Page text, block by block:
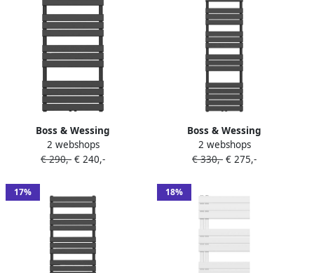
Boss & Wessing
Handdoekradiator BWS Ress
Middenaansluiting 681W
2 webshops
€ 290,- € 240,-
Boss & Wessing
Handdoekradiator BWS Ress
Middenaansluiting 160x50
2 webshops
€ 330,- € 275,-
17% 18%